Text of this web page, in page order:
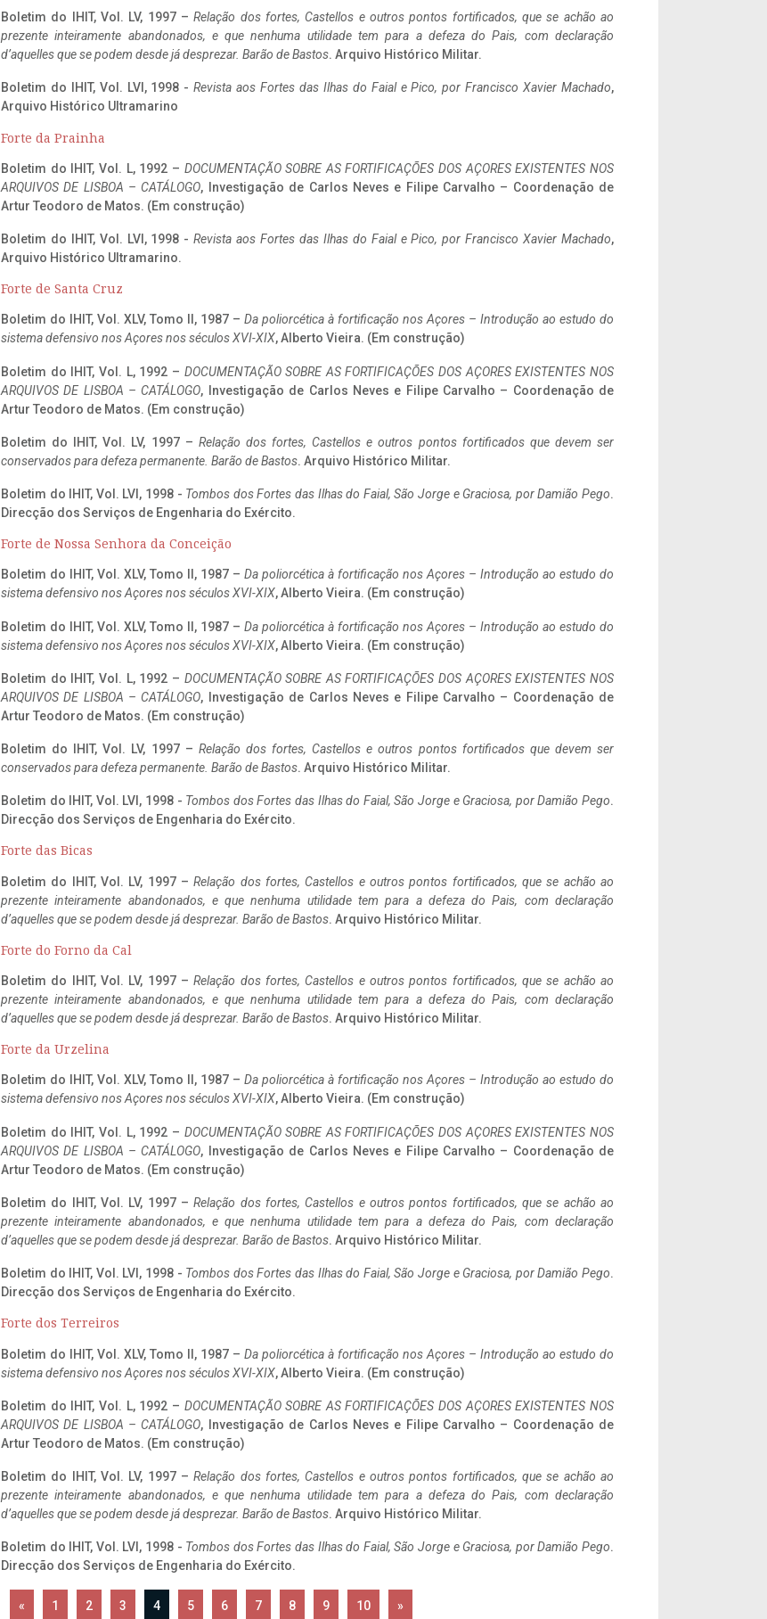
Boletim do IHIT, Vol. LV, 1997 –Relação dos fortes, Castellos e outros pontos fortificados, que se achão ao
prezente inteiramente abandonados, e que nenhuma utilidade tem para a defeza do Pais, com declaração
d’aquelles que se podem desde já desprezar. Barão de Bastos. Arquivo Histórico Militar.
Boletim do IHIT, Vol. LVI, 1998 -Revista aos Fortes das Ilhas do Faial e Pico, por Francisco Xavier Machado,
Arquivo Histórico Ultramarino
Forte da Prainha
Boletim do IHIT, Vol. L, 1992 – DOCUMENTAÇÃO SOBRE AS FORTIFICAÇÕES DOS AÇORES EXISTENTES NOS
ARQUIVOS DE LISBOA – CATÁLOGO, Investigação de Carlos Neves e Filipe Carvalho – Coordenação de
Artur Teodoro de Matos. (Em construção)
Boletim do IHIT, Vol. LVI, 1998 -Revista aos Fortes das Ilhas do Faial e Pico, por Francisco Xavier Machado,
Arquivo Histórico Ultramarino.
Forte de Santa Cruz
Boletim do IHIT, Vol. XLV, Tomo II, 1987 – Da poliorcética à fortificação nos Açores – Introdução ao estudo do
sistema defensivo nos Açores nos séculos XVI-XIX, Alberto Vieira. (Em construção)
Boletim do IHIT, Vol. L, 1992 – DOCUMENTAÇÃO SOBRE AS FORTIFICAÇÕES DOS AÇORES EXISTENTES NOS
ARQUIVOS DE LISBOA – CATÁLOGO, Investigação de Carlos Neves e Filipe Carvalho – Coordenação de
Artur Teodoro de Matos. (Em construção)
Boletim do IHIT, Vol. LV, 1997 – Relação dos fortes, Castellos e outros pontos fortificados que devem ser
conservados para defeza permanente. Barão de Bastos. Arquivo Histórico Militar.
Boletim do IHIT, Vol. LVI, 1998 - Tombos dos Fortes das Ilhas do Faial, São Jorge e Graciosa, por Damião Pego.
Direcção dos Serviços de Engenharia do Exército.
Forte de Nossa Senhora da Conceição
Boletim do IHIT, Vol. XLV, Tomo II, 1987 – Da poliorcética à fortificação nos Açores – Introdução ao estudo do
sistema defensivo nos Açores nos séculos XVI-XIX, Alberto Vieira. (Em construção)
Boletim do IHIT, Vol. XLV, Tomo II, 1987 – Da poliorcética à fortificação nos Açores – Introdução ao estudo do
sistema defensivo nos Açores nos séculos XVI-XIX, Alberto Vieira. (Em construção)
Boletim do IHIT, Vol. L, 1992 – DOCUMENTAÇÃO SOBRE AS FORTIFICAÇÕES DOS AÇORES EXISTENTES NOS
ARQUIVOS DE LISBOA – CATÁLOGO, Investigação de Carlos Neves e Filipe Carvalho – Coordenação de
Artur Teodoro de Matos. (Em construção)
Boletim do IHIT, Vol. LV, 1997 – Relação dos fortes, Castellos e outros pontos fortificados que devem ser
conservados para defeza permanente. Barão de Bastos. Arquivo Histórico Militar.
Boletim do IHIT, Vol. LVI, 1998 - Tombos dos Fortes das Ilhas do Faial, São Jorge e Graciosa, por Damião Pego.
Direcção dos Serviços de Engenharia do Exército.
Forte das Bicas
Boletim do IHIT, Vol. LV, 1997 –Relação dos fortes, Castellos e outros pontos fortificados, que se achão ao
prezente inteiramente abandonados, e que nenhuma utilidade tem para a defeza do Pais, com declaração
d’aquelles que se podem desde já desprezar. Barão de Bastos. Arquivo Histórico Militar.
Forte do Forno da Cal
Boletim do IHIT, Vol. LV, 1997 –Relação dos fortes, Castellos e outros pontos fortificados, que se achão ao
prezente inteiramente abandonados, e que nenhuma utilidade tem para a defeza do Pais, com declaração
d’aquelles que se podem desde já desprezar. Barão de Bastos. Arquivo Histórico Militar.
Forte da Urzelina
Boletim do IHIT, Vol. XLV, Tomo II, 1987 – Da poliorcética à fortificação nos Açores – Introdução ao estudo do
sistema defensivo nos Açores nos séculos XVI-XIX, Alberto Vieira. (Em construção)
Boletim do IHIT, Vol. L, 1992 – DOCUMENTAÇÃO SOBRE AS FORTIFICAÇÕES DOS AÇORES EXISTENTES NOS
ARQUIVOS DE LISBOA – CATÁLOGO, Investigação de Carlos Neves e Filipe Carvalho – Coordenação de
Artur Teodoro de Matos. (Em construção)
Boletim do IHIT, Vol. LV, 1997 –Relação dos fortes, Castellos e outros pontos fortificados, que se achão ao
prezente inteiramente abandonados, e que nenhuma utilidade tem para a defeza do Pais, com declaração
d’aquelles que se podem desde já desprezar. Barão de Bastos. Arquivo Histórico Militar.
Boletim do IHIT, Vol. LVI, 1998 - Tombos dos Fortes das Ilhas do Faial, São Jorge e Graciosa, por Damião Pego.
Direcção dos Serviços de Engenharia do Exército.
Forte dos Terreiros
Boletim do IHIT, Vol. XLV, Tomo II, 1987 – Da poliorcética à fortificação nos Açores – Introdução ao estudo do
sistema defensivo nos Açores nos séculos XVI-XIX, Alberto Vieira. (Em construção)
Boletim do IHIT, Vol. L, 1992 – DOCUMENTAÇÃO SOBRE AS FORTIFICAÇÕES DOS AÇORES EXISTENTES NOS
ARQUIVOS DE LISBOA – CATÁLOGO, Investigação de Carlos Neves e Filipe Carvalho – Coordenação de
Artur Teodoro de Matos. (Em construção)
Boletim do IHIT, Vol. LV, 1997 –Relação dos fortes, Castellos e outros pontos fortificados, que se achão ao
prezente inteiramente abandonados, e que nenhuma utilidade tem para a defeza do Pais, com declaração
d’aquelles que se podem desde já desprezar. Barão de Bastos. Arquivo Histórico Militar.
Boletim do IHIT, Vol. LVI, 1998 - Tombos dos Fortes das Ilhas do Faial, São Jorge e Graciosa, por Damião Pego.
Direcção dos Serviços de Engenharia do Exército.
« 1 2 3 4 5 6 7 8 9 10 »